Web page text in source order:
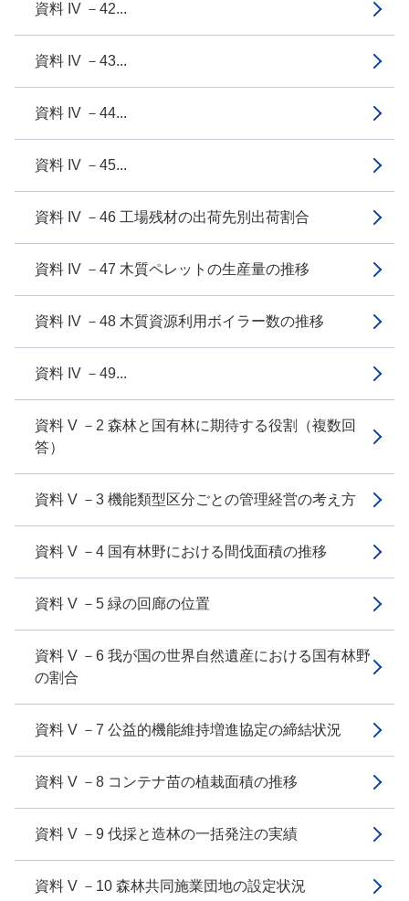
資料 IV －42...
資料 IV －43...
資料 IV －44...
資料 IV －45...
資料 IV －46 工場残材の出荷先別出荷割合
資料 IV －47 木質ペレットの生産量の推移
資料 IV －48 木質資源利用ボイラー数の推移
資料 IV －49...
資料 V －2 森林と国有林に期待する役割（複数回
答）
資料 V －3 機能類型区分ごとの管理経営の考え方
資料 V －4 国有林野における間伐面積の推移
資料 V －5 緑の回廊の位置
資料 V －6 我が国の世界自然遺産における国有林野
の割合
資料 V －7 公益的機能維持増進協定の締結状況
資料 V －8 コンテナ苗の植栽面積の推移
資料 V －9 伐採と造林の一括発注の実績
資料 V －10 森林共同施業団地の設定状況